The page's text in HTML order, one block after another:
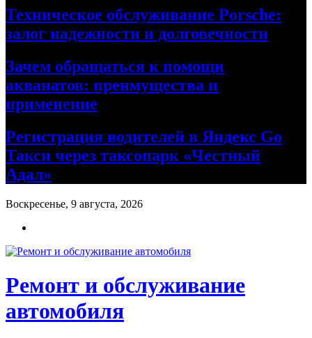
Техническое обслуживание Porsche:
залог надежности и долговечности
Зачем обращаться к помощи
акванатов: преимущества и
применение
Регистрация водителей в Яндекс Go
Такси через таксопарк «Честный
Адал»
Воскресенье, 9 августа, 2026
Ремонт и обслуживание
автомобиля